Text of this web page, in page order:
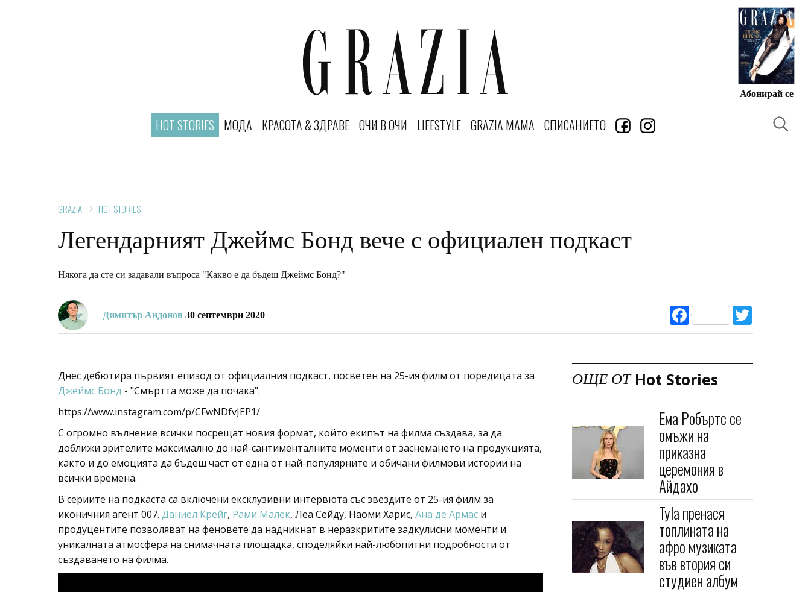
Абонирай се
HOT STORIES МОДА КРАСОТА & ЗДРАВЕ ОЧИ В ОЧИ LIFESTYLE GRAZIA MAMA СПИСАНИЕТО
GRAZIA HOT STORIES
Легендарният Джеймс Бонд вече с официален подкаст
Някога да сте си задавали въпроса "Какво е да бъдеш Джеймс Бонд?"
Димитър Андонов 30 септември 2020 Facebook
Днес дебютира първият епизод от официалния подкаст, посветен на 25-ия филм от поредицата за
Джеймс Бонд - "Смъртта може да почака".
https://www.instagram.com/p/CFwNDfvJEP1/
С огромно вълнение всички посрещат новия формат, който екипът на филма създава, за да
доближи зрителите максимално до най-сантименталните моменти от заснемането на продукцията,
както и до емоцията да бъдеш част от една от най-популярните и обичани филмови истории на
всички времена.
В сериите на подкаста са включени ексклузивни интервюта със звездите от 25-ия филм за
иконичния агент 007. Даниел Крейг, Рами Малек, Леа Сейду, Наоми Харис, Ана де Армас и
продуцентите позволяват на феновете да надникнат в неразкритите задкулисни моменти и
уникалната атмосфера на снимачната площадка, споделяйки най-любопитни подробности от
създаването на филма.
ОЩЕ ОТ Hot Stories
Ема Робъртс се
омъжи на
приказна
церемония в
Айдахо
Tyla пренася
топлината на
афро музиката
във втория си
студиен албум